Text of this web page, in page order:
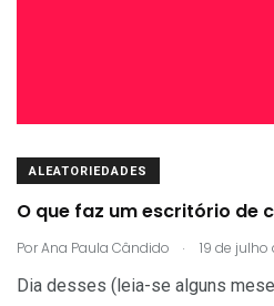
ALEATORIEDADES
O que faz um escritório de
PorAna Paula Cândido . 19 de julho
Dia desses (leia-se alguns